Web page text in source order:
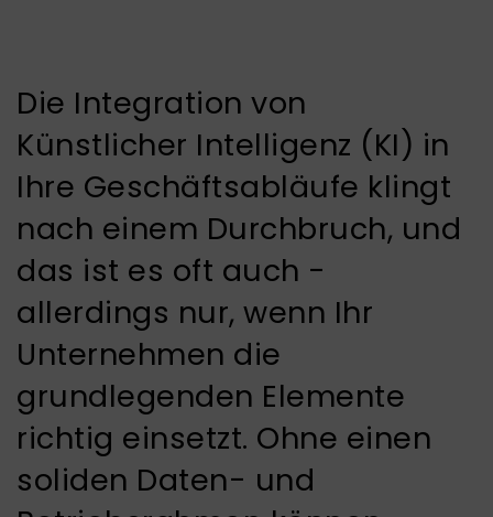
Die Integration von
Künstlicher Intelligenz (KI) in
Ihre Geschäftsabläufe klingt
nach einem Durchbruch, und
das ist es oft auch -
allerdings nur, wenn Ihr
Unternehmen die
grundlegenden Elemente
richtig einsetzt. Ohne einen
soliden Daten- und